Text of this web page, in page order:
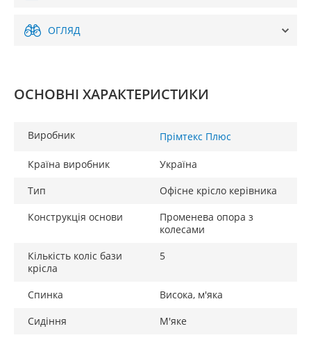
ОГЛЯД
ОСНОВНІ ХАРАКТЕРИСТИКИ
Виробник Прімтекс Плюс
Країна виробник
Україна
Тип
Офісне крісло керівника
Конструкція основи
Променева опора з
колесами
Кількість коліс бази
крісла
5
Спинка
Висока, м'яка
Сидіння
М'яке